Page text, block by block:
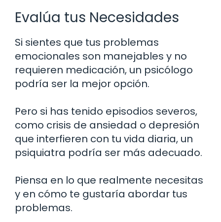
Evalúa tus Necesidades
Si sientes que tus problemas
emocionales son manejables y no
requieren medicación, un psicólogo
podría ser la mejor opción.
Pero si has tenido episodios severos,
como crisis de ansiedad o depresión
que interfieren con tu vida diaria, un
psiquiatra podría ser más adecuado.
Piensa en lo que realmente necesitas
y en cómo te gustaría abordar tus
problemas.